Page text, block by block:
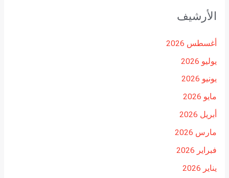
الأرشيف
أغسطس 2026
يوليو 2026
يونيو 2026
مايو 2026
أبريل 2026
مارس 2026
فبراير 2026
يناير 2026